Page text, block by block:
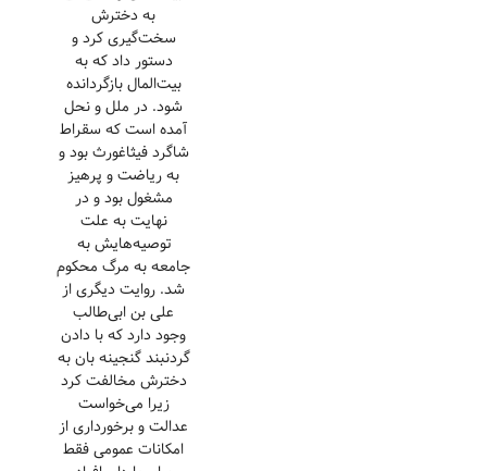
به دخترش
سخت‌گیری کرد و
دستور داد که به
بیت‌المال بازگردانده
شود. در ملل و نحل
آمده است که سقراط
شاگرد فیثاغورث بود و
به ریاضت و پرهیز
مشغول بود و در
نهایت به علت
توصیه‌هایش به
جامعه به مرگ محکوم
شد. روایت دیگری از
علی بن ابی‌طالب
وجود دارد که با دادن
گردنبند گنجینه بان به
دخترش مخالفت کرد
زیرا می‌خواست
عدالت و برخورداری از
امکانات عمومی فقط